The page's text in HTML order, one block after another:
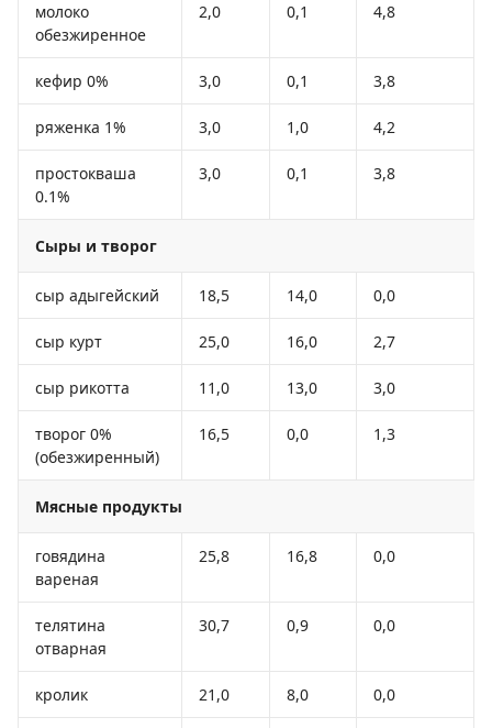
молоко
обезжиренное
2,0 0,1 4,8
кефир 0% 3,0 0,1 3,8
ряженка 1% 3,0 1,0 4,2
простокваша
0.1%
3,0 0,1 3,8
Сыры и творог
сыр адыгейский 18,5 14,0 0,0
сыр курт 25,0 16,0 2,7
сыр рикотта 11,0 13,0 3,0
творог 0%
(обезжиренный)
16,5 0,0 1,3
Мясные продукты
говядина
вареная
25,8 16,8 0,0
телятина
отварная
30,7 0,9 0,0
кролик 21,0 8,0 0,0